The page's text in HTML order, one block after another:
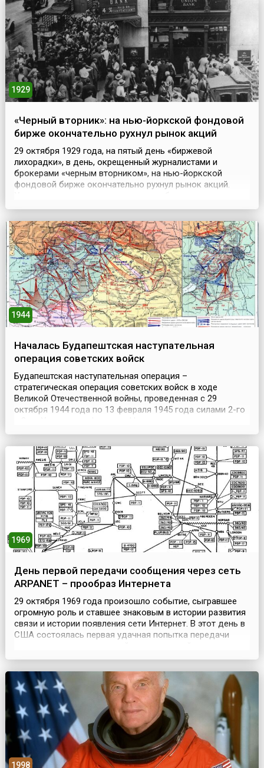
Драмы, с 1954 года по настоящее время – Московский
театр ...
1929
«Черный вторник»: на нью-йоркской фондовой
бирже окончательно рухнул рынок акций
29 октября 1929 года, на пятый день «биржевой
лихорадки», в день, окрещенный журналистами и
брокерами «черным вторником», на нью-йоркской
фондовой бирже окончательно рухнул рынок акций.
отчаявшись, принялись распродавать акции десятками
самое начали делать инвесторы и банкиры. К концу дня
были прода...
1944
Началась Будапештская наступательная
операция советских войск
Будапештская наступательная операция –
стратегическая операция советских войск в ходе
Великой Отечественной войны, проведенная с 29
октября 1944 года по 13 февраля 1945 года силами 2-го
освобождение Будапешта и вывод Венгрии из войны.
была освобождена треть территории Венгрии. И
советское командов...
1969
День первой передачи сообщения через сеть
ARPANET – прообраз Интернета
29 октября 1969 года произошло событие, сыгравшее
огромную роль и ставшее знаковым в истории развития
связи и истории появления сети Интернет. В этот день в
США состоялась первая удачная попытка передачи
передачи информации. Называлась эта система
Network), что являлось аббревиатурой названия
организа...
1998